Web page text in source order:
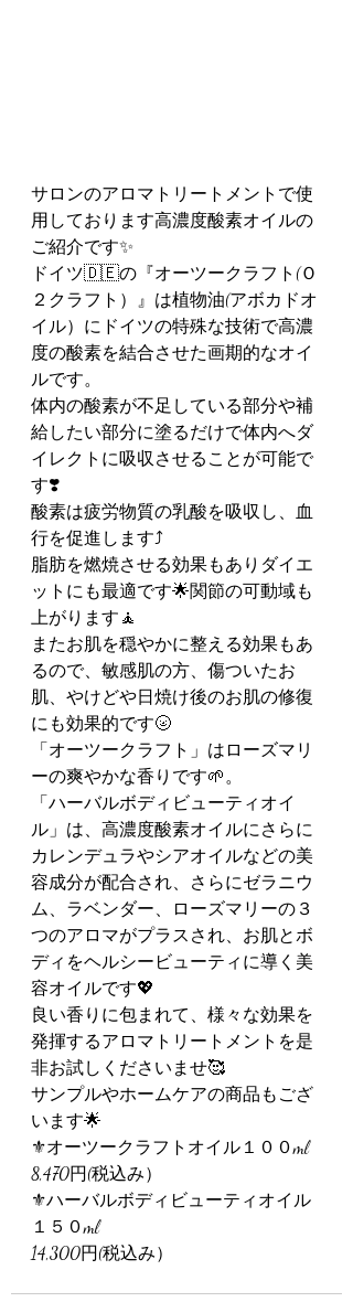
サロンのアロマトリートメントで使
用しております高濃度酸素オイルの
ご紹介です✨
ドイツ🇩🇪の『オーツークラフト(Ｏ
２クラフト）』は植物油(アボカドオ
イル）にドイツの特殊な技術で高濃
度の酸素を結合させた画期的なオイ
ルです。
体内の酸素が不足している部分や補
給したい部分に塗るだけで体内へダ
イレクトに吸収させることが可能で
す❣️
酸素は疲労物質の乳酸を吸収し、血
行を促進します⤴️
脂肪を燃焼させる効果もありダイエ
ットにも最適です🌟関節の可動域も
上がります🧘
またお肌を穏やかに整える効果もあ
るので、敏感肌の方、傷ついたお
肌、やけどや日焼け後のお肌の修復
にも効果的です🌝
「オーツークラフト」はローズマリ
ーの爽やかな香りです🌱。
「ハーバルボディビューティオイ
ル」は、高濃度酸素オイルにさらに
カレンデュラやシアオイルなどの美
容成分が配合され、さらにゼラニウ
ム、ラベンダー、ローズマリーの３
つのアロマがプラスされ、お肌とボ
ディをヘルシービューティに導く美
容オイルです💖
良い香りに包まれて、様々な効果を
発揮するアロマトリートメントを是
非お試しくださいませ🥰
サンプルやホームケアの商品もござ
います🌟
⚜️オーツークラフトオイル１００ml
8,470円(税込み）
⚜️ハーバルボディビューティオイル
１５０ml
14,300円(税込み）